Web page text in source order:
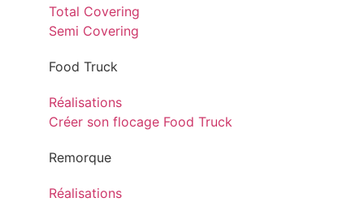
Total Covering
Semi Covering
Food Truck
Réalisations
Créer son flocage Food Truck
Remorque
Réalisations